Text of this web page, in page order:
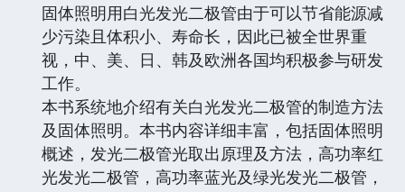
固体照明用白光发光二极管由于可以节省能源减
少污染且体积小、寿命长，因此已被全世界重
视，中、美、日、韩及欧洲各国均积极参与研发
工作。
本书系统地介绍有关白光发光二极管的制造方法
及固体照明。本书内容详细丰富，包括固体照明
概述，发光二极管光取出原理及方法，高功率红
光发光二极管，高功率蓝光及绿光发光二极管，